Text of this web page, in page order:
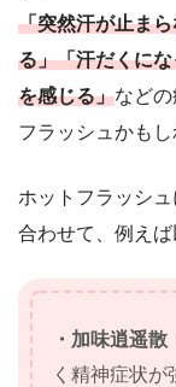
「突然汗が止ま
る」「汗だくに
を感じる」など
フラッシュかもし
ホットフラッシ
合わせて、例えば
・加味逍遥散
く精神症状